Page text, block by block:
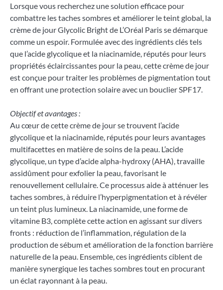
Lorsque vous recherchez une solution efficace pour
combattre les taches sombres et améliorer le teint global, la
crème de jour Glycolic Bright de L’Oréal Paris se démarque
comme un espoir. Formulée avec des ingrédients clés tels
que l’acide glycolique et la niacinamide, réputés pour leurs
propriétés éclaircissantes pour la peau, cette crème de jour
est conçue pour traiter les problèmes de pigmentation tout
en offrant une protection solaire avec un bouclier SPF17.
Objectif et avantages :
Au cœur de cette crème de jour se trouvent l’acide
glycolique et la niacinamide, réputés pour leurs avantages
multifacettes en matière de soins de la peau. L’acide
glycolique, un type d’acide alpha-hydroxy (AHA), travaille
assidûment pour exfolier la peau, favorisant le
renouvellement cellulaire. Ce processus aide à atténuer les
taches sombres, à réduire l’hyperpigmentation et à révéler
un teint plus lumineux. La niacinamide, une forme de
vitamine B3, complète cette action en agissant sur divers
fronts : réduction de l’inflammation, régulation de la
production de sébum et amélioration de la fonction barrière
naturelle de la peau. Ensemble, ces ingrédients ciblent de
manière synergique les taches sombres tout en procurant
un éclat rayonnant à la peau.